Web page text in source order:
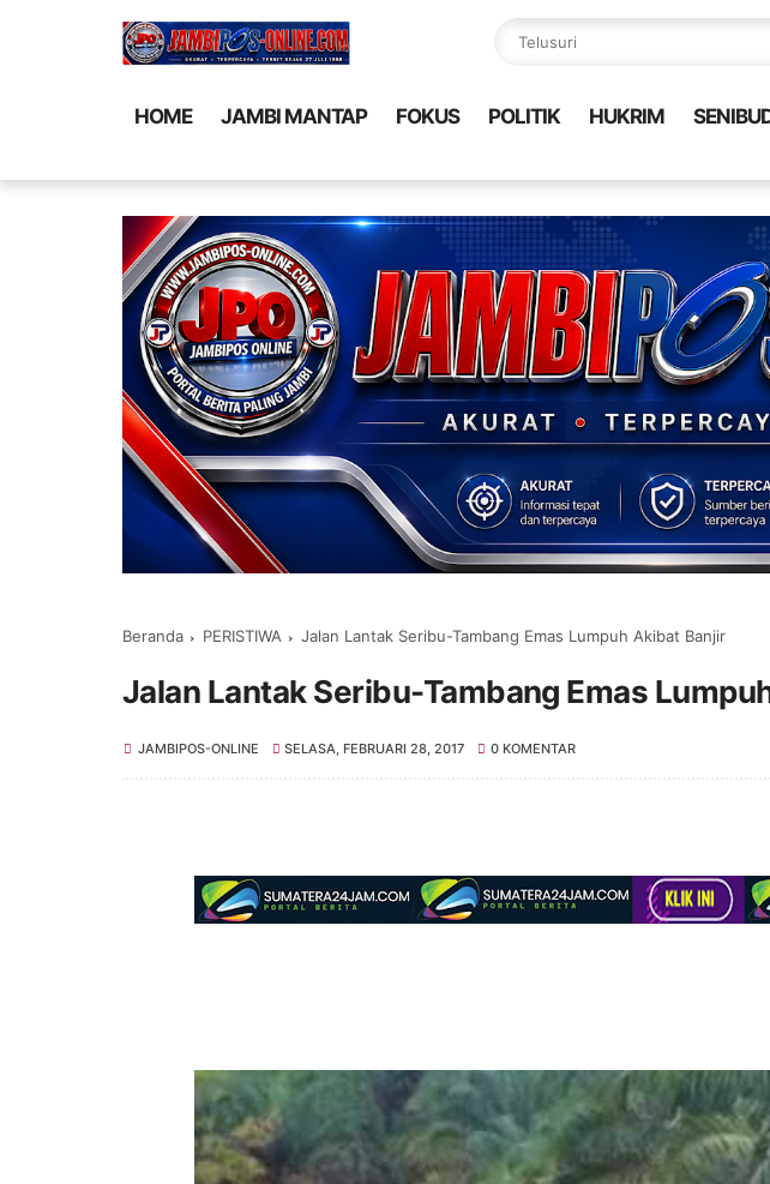
HOME JAMBI MANTAP FOKUS POLITIK HUKRIM
Beranda PERISTIWA Jalan Lantak Seribu-Tambang Emas Lumpuh Akibat Banjir
Jalan Lantak Seribu-Tambang Emas
JAMBIPOS-ONLINE SELASA, FEBRUARI 28, 2017 0 KOMENTAR